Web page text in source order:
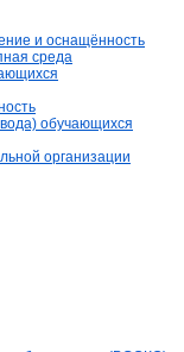
и оснащённость
среда
обучающихся
организации